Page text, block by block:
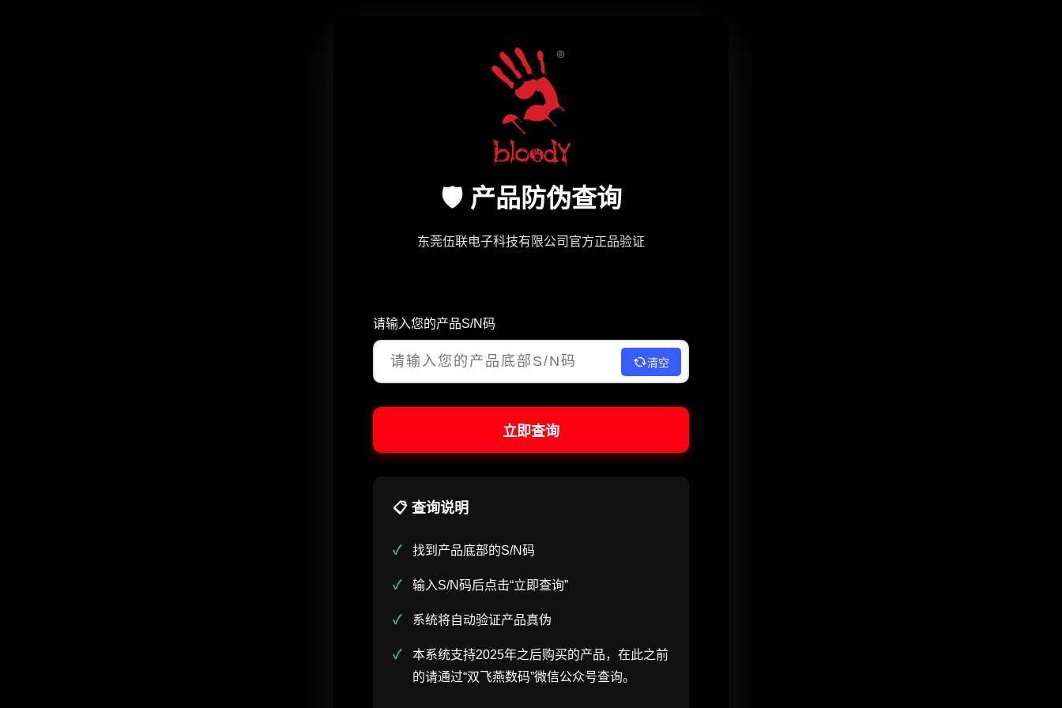
🛡️ 产品防伪查询
东莞伍联电子科技有限公司官方正品验证
请输入您的产品S/N码
清空
立即查询
📋 查询说明
找到产品底部的S/N码
输入S/N码后点击“立即查询”
系统将自动验证产品真伪
本系统支持2025年之后购买的产品，在此之前
的请通过“双飞燕数码”微信公众号查询。